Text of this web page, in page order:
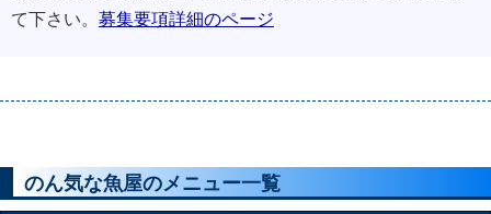
て下さい。 募集要項詳細のページ
のん気な魚屋のメニュー一覧